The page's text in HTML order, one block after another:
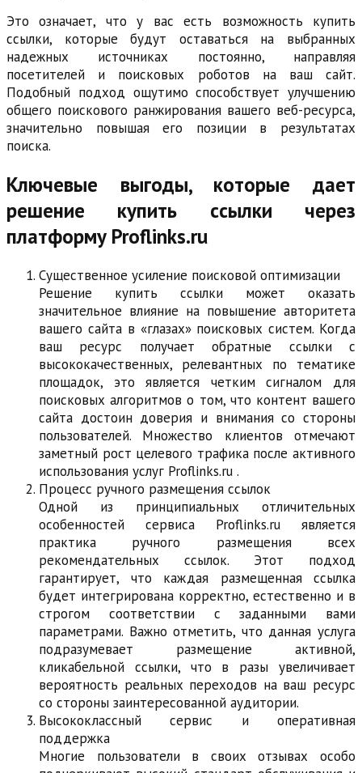
Это означает, что у вас есть возможность купить
ссылки, которые будут оставаться на выбранных
надежных источниках постоянно, направляя
посетителей и поисковых роботов на ваш сайт.
Подобный подход ощутимо способствует улучшению
общего поискового ранжирования вашего веб-ресурса,
значительно повышая его позиции в результатах
поиска.
Ключевые выгоды, которые дает
решение купить ссылки через
платформу Proflinks.ru
Существенное усиление поисковой оптимизации
Решение купить ссылки может оказать
значительное влияние на повышение авторитета
вашего сайта в «глазах» поисковых систем. Когда
ваш ресурс получает обратные ссылки с
высококачественных, релевантных по тематике
площадок, это является четким сигналом для
поисковых алгоритмов о том, что контент вашего
сайта достоин доверия и внимания со стороны
пользователей. Множество клиентов отмечают
заметный рост целевого трафика после активного
использования услуг Proflinks.ru .
Процесс ручного размещения ссылок
Одной из принципиальных отличительных
особенностей сервиса Proflinks.ru является
практика ручного размещения всех
рекомендательных ссылок. Этот подход
гарантирует, что каждая размещенная ссылка
будет интегрирована корректно, естественно и в
строгом соответствии с заданными вами
параметрами. Важно отметить, что данная услуга
подразумевает размещение активной,
кликабельной ссылки, что в разы увеличивает
вероятность реальных переходов на ваш ресурс
со стороны заинтересованной аудитории.
Высококлассный сервис и оперативная
поддержка
Многие пользователи в своих отзывах особо